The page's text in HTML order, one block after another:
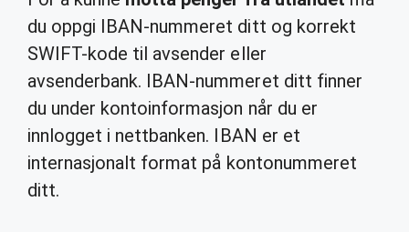
du oppgi IBAN-nummeret ditt og korrekt
SWIFT-kode til avsender eller
avsenderbank. IBAN-nummeret ditt finner
du under kontoinformasjon når du er
innlogget i nettbanken. IBAN er et
internasjonalt format på kontonummeret
ditt.